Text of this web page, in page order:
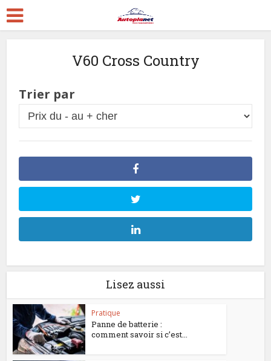
V60 Cross Country
Trier par
Lisez aussi
Pratique
Panne de batterie :
comment savoir si c’est...